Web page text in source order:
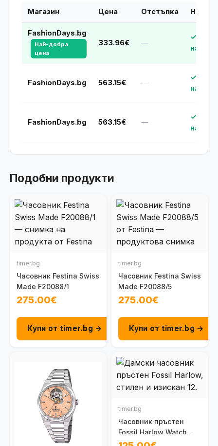
Магазин Цена Отстъпка
FashionDays.bg
Най-добра
цена
333.96€ —
✓ В
FashionDays.bg 563.15€ —
✓ В
FashionDays.bg 563.15€ —
✓ В
Подобни продукти
timer.bg
Часовник Festina Swiss
Made F20088/1
275.00€
Купи от timer.bg →
timer.bg
Часовник Festina Swiss
Made F20088/5
275.00€
Купи от timer.bg →
timer.bg
Часовник пръстен
Fossil Harlow Watch
Ring ES5482